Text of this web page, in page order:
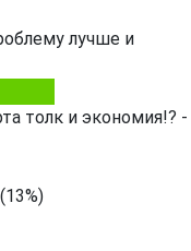
лучше и
толк и экономия!? -